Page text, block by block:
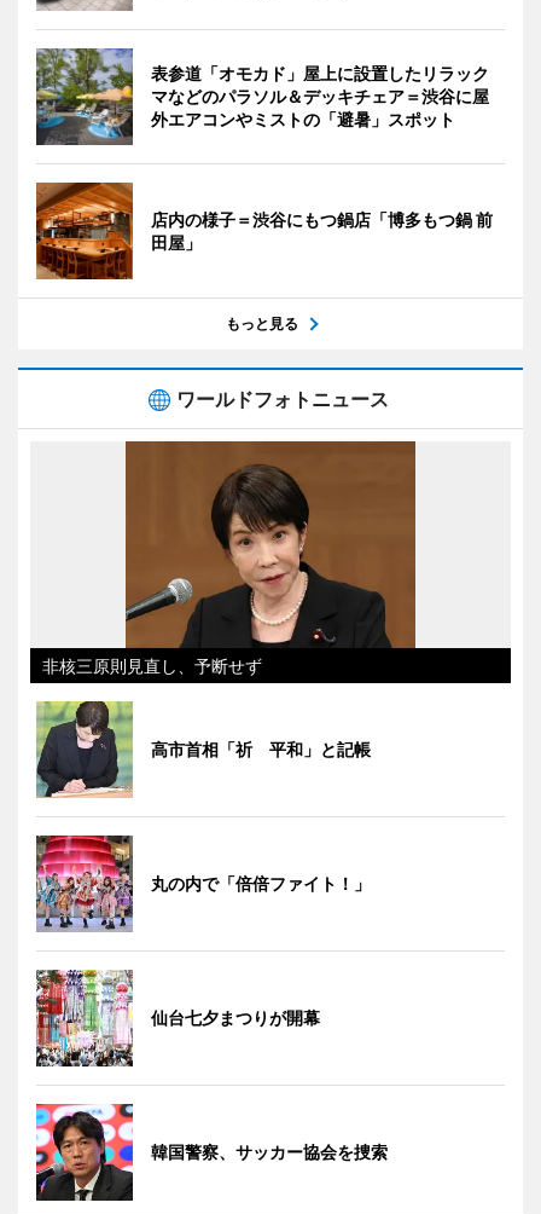
表参道「オモカド」屋上に設置したリラック
マなどのパラソル＆デッキチェア＝渋谷に屋
外エアコンやミストの「避暑」スポット
店内の様子＝渋谷にもつ鍋店「博多もつ鍋 前
田屋」
もっと見る
ワールドフォトニュース
非核三原則見直し、予断せず
高市首相「祈 平和」と記帳
丸の内で「倍倍ファイト！」
仙台七夕まつりが開幕
韓国警察、サッカー協会を捜索